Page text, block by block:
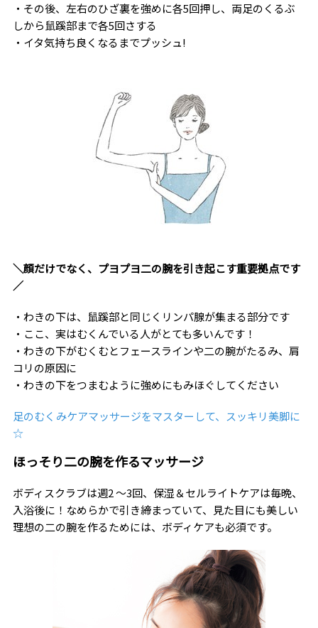
・その後、左右のひざ裏を強めに各5回押し、両足のくるぶ
しから鼠蹊部まで各5回さする
・イタ気持ち良くなるまでプッシュ!
＼顔だけでなく、プヨプヨ二の腕を引き起こす重要拠点です
／
・わきの下は、鼠蹊部と同じくリンパ腺が集まる部分です
・ここ、実はむくんでいる人がとても多いんです！
・わきの下がむくむとフェースラインや二の腕がたるみ、肩
コリの原因に
・わきの下をつまむように強めにもみほぐしてください
足のむくみケアマッサージをマスターして、スッキリ美脚に
☆
ほっそり二の腕を作るマッサージ
ボディスクラブは週2 〜3回、保湿＆セルライトケアは毎晩、
入浴後に！なめらかで引き締まっていて、見た目にも美しい
理想の二の腕を作るためには、ボディケアも必須です。